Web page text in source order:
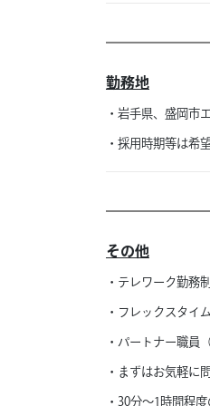
勤務地
・岩手県、盛岡市
・採用時期等は希
その他
・テレワーク勤務
・フレックスタイ
・パートナー職員
・まずはお気軽に
・30分～1時間程